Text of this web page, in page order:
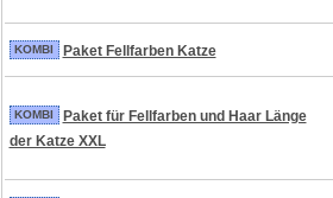
KOMBI Paket Fellfarben Katze
KOMBI
Paket für Fellfarben und Haar Länge
der Katze XXL